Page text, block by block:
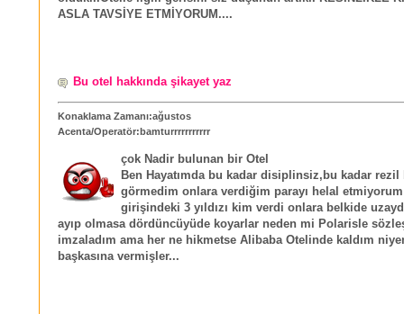
ASLA TAVSİYE ETMİYORUM....
Bu otel hakkında şikayet yaz
Konaklama Zamanı:ağustos
Acenta/Operatör:bamturrrrrrrrrrr
çok Nadir bulunan bir Otel
Ben Hayatımda bu kadar disiplinsiz,bu kadar
görmedim onlara verdiğim parayı helal
girişindeki 3 yıldızı kim verdi onlara belkide
ayıp olmasa dördüncüyüde koyarlar neden mi Polarisle
imzaladım ama her ne hikmetse Alibaba Otelinde kaldım
başkasına vermişler...